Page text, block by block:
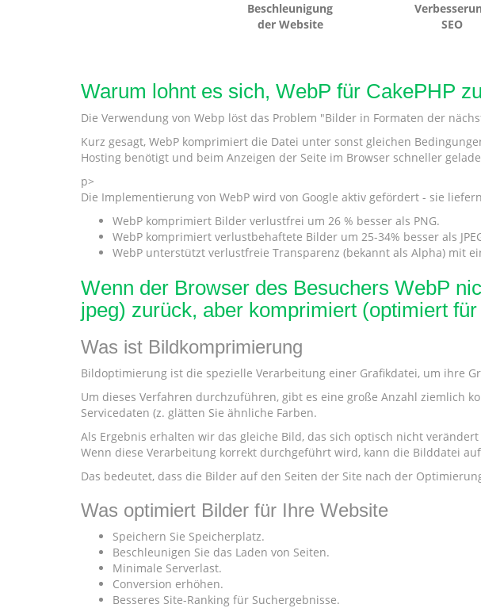
Beschleunigung
der Website
SEO
Warum lohnt es sich, WebP für CakePHP
Die Verwendung von Webp löst das Problem "Bilder in Formaten der
Kurz gesagt, WebP komprimiert die Datei unter sonst gleichen
Hosting benötigt und beim Anzeigen der Seite im Browser schneller
p>
Die Implementierung von WebP wird von Google aktiv gefördert - sie
WebP komprimiert Bilder verlustfrei um 26 % besser als PNG.
WebP komprimiert verlustbehaftete Bilder um 25-34% besser als
WebP unterstützt verlustfreie Transparenz (bekannt als Alpha) mit
Wenn der Browser des Besuchers WebP
jpeg) zurück, aber komprimiert (optimiert
Was ist Bildkomprimierung
Bildoptimierung ist die spezielle Verarbeitung einer Grafikdatei, um ihre
Um dieses Verfahren durchzuführen, gibt es eine große Anzahl ziemlich
Servicedaten (z. glätten Sie ähnliche Farben.
Als Ergebnis erhalten wir das gleiche Bild, das sich optisch nicht
Wenn diese Verarbeitung korrekt durchgeführt wird, kann die Bilddatei
Das bedeutet, dass die Bilder auf den Seiten der Site nach der
Was optimiert Bilder für Ihre Website
Speichern Sie Speicherplatz.
Beschleunigen Sie das Laden von Seiten.
Minimale Serverlast.
Conversion erhöhen.
Besseres Site-Ranking für Suchergebnisse.